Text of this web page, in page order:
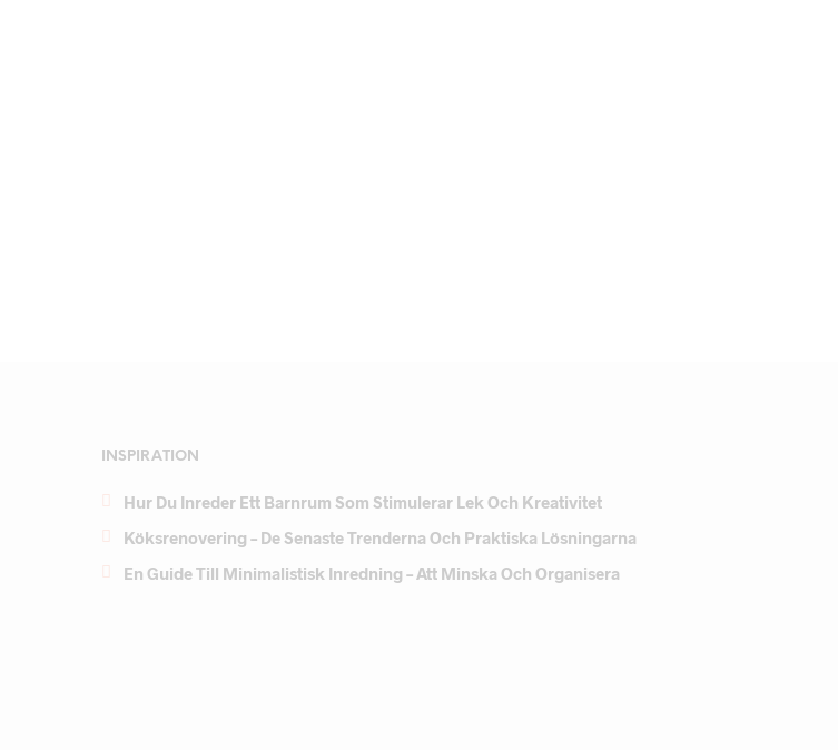
INSPIRATION
Hur Du Inreder Ett Barnrum Som Stimulerar Lek Och Kreativitet
Köksrenovering – De Senaste Trenderna Och Praktiska Lösningarna
En Guide Till Minimalistisk Inredning – Att Minska Och Organisera